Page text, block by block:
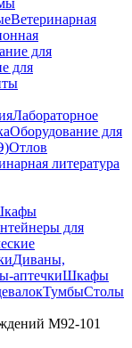
Ветеринарная
для
для
Лабораторное
Оборудование для
Отлов
литература
для
Диваны,
аптечкиШкафы
ТумбыСтолы
М92-101